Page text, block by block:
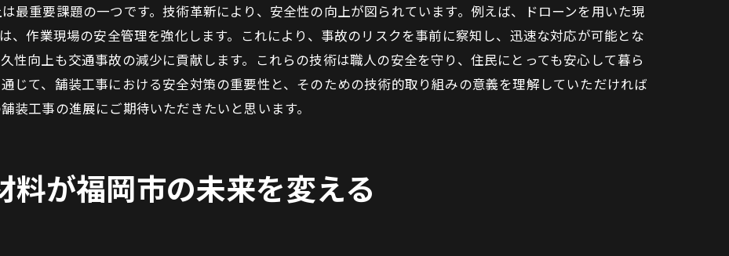
住民参加型のスマートシティ構築
未来の都市像を描くためのインフラ改革
福岡市の舗装工事が未来に与える影響と展望
次世代都市のビジョンと現実
技術と共に進化する都市インフラ
地球環境に配慮した都市計画の必要性
最重要課題の一つです。技術革新により、安全性の向上が図られています。例えば、ドローンを用いた現
、作業現場の安全管理を強化します。これにより、事故のリスクを事前に察知し、迅速な対応が可能とな
性向上も交通事故の減少に貢献します。これらの技術は職人の安全を守り、住民にとっても安心して暮ら
じて、舗装工事における安全対策の重要性と、そのための技術的取り組みの意義を理解していただければ
装工事の進展にご期待いただきたいと思います。
料が福岡市の未来を変える